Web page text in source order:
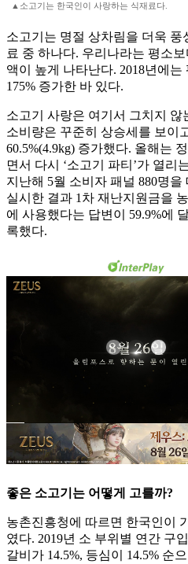
▲소고기는 한국인이 사랑하는 식재료다.
소고기는 명절 상차림을 더욱 풍
료 중 하나다. 우리나라는 평소
액이 높게 나타난다. 2018년에는
175% 증가한 바 있다.
소고기 사랑은 여기서 그치지
소비량은 꾸준히 상승세를 보이
60.5%(4.9kg) 증가했다. 올해는
면서 다시 ‘소고기 파티’가 열리
지난해 5월 소비자 패널 880명
실시한 결과 1차 재난지원금을
에 사용했다는 답변이 59.9%에
록했다.
좋은 소고기는 어떻게 고를까?
농촌진흥청에 따르면 한국인이
였다. 2019년 소 부위별 연간 구
갈비가 14.5%, 등심이 14.5% 순